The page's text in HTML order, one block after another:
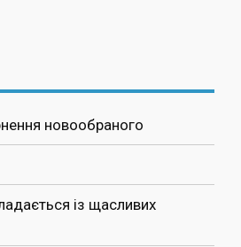
новообраного
із щасливих